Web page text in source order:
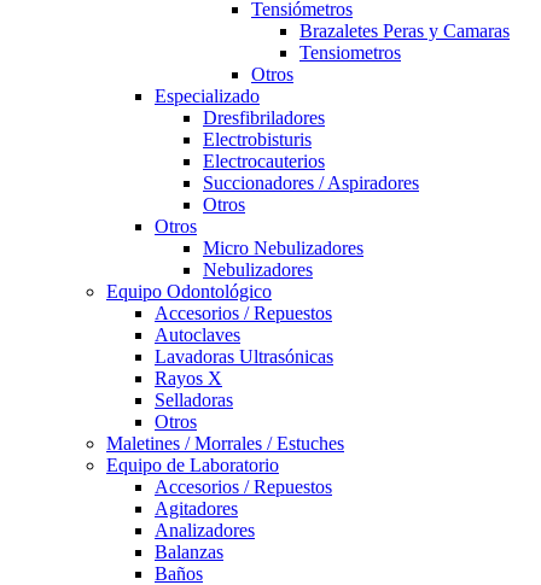
Tensiómetros
Brazaletes Peras y Camaras
Tensiometros
Otros
Especializado
Dresfibriladores
Electrobisturis
Electrocauterios
Succionadores / Aspiradores
Otros
Otros
Micro Nebulizadores
Nebulizadores
Equipo Odontológico
Accesorios / Repuestos
Autoclaves
Lavadoras Ultrasónicas
Rayos X
Selladoras
Otros
Maletines / Morrales / Estuches
Equipo de Laboratorio
Accesorios / Repuestos
Agitadores
Analizadores
Balanzas
Baños